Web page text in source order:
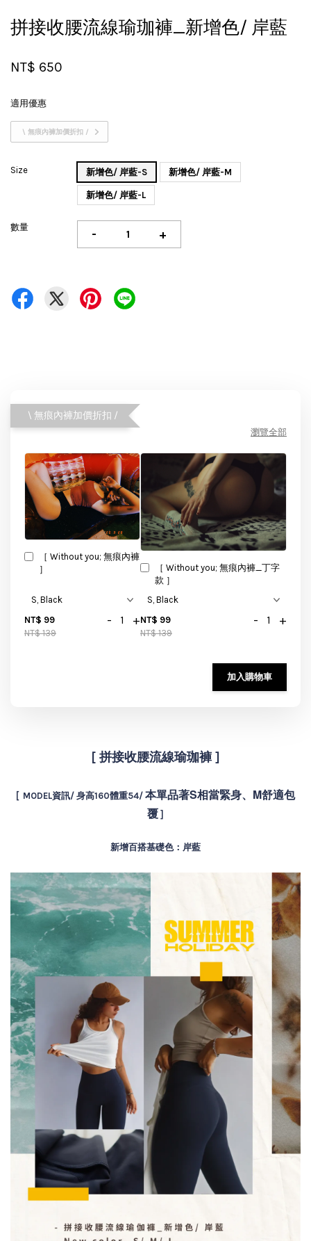
拼接收腰流線瑜珈褲_新增色/ 岸藍
NT$ 650
適用優惠
\ 無痕內褲加價折扣 /
Size 新增色/ 岸藍-S 新增色/ 岸藍-M
新增色/ 岸藍-L
數量 - +
\ 無痕內褲加價折扣 /
瀏覽全部
［ Without you; 無痕內褲
］
NT$ 99
NT$ 139
- +
［ Without you; 無痕內褲_丁字
款 ］
NT$ 99
NT$ 139
- +
加入購物車
[ 拼接收腰流線瑜珈褲 ]
[ MODEL資訊/ 身高160體重54/ 本單品著S相當緊身、M舒適包
覆 ]
新增百搭基礎色：岸藍